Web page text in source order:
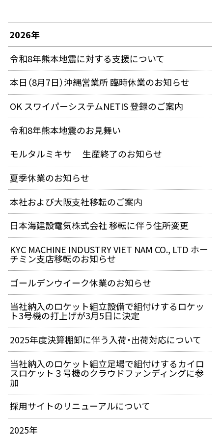
2026年
令和8年熊本地震に対する支援について
本日（8月7日）沖縄営業所 臨時休業のお知らせ
OK スワイパーシステムNETIS 登録のご案内
令和8年熊本地震のお見舞い
モルタルミキサ 生産終了のお知らせ
夏季休業のお知らせ
本社および大阪支社移転のご案内
日本海建設電気株式会社 移転に伴う住所変更
KYC MACHINE INDUSTRY VIET NAM CO., LTD ホー
チミン支店移転のお知らせ
ゴールデンウイーク休業のお知らせ
当社納入のロケット組立設備で組付けするロケッ
ト3号機の打上げが3月5日に決定
2025年度決算棚卸に伴う入荷・出荷対応について
当社納入のロケット組立足場で組付けするカイロ
スロケット３号機のクラウドファンディングに参
加
採用サイトのリニューアルについて
2025年